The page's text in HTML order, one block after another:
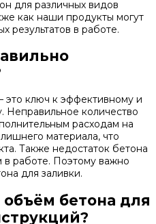
для различных видов
как наши продукты могут
результатов в работе.
это ключ к эффективному и
Неправильное количество
расходам на
материала, что
Также недостаток бетона
работе. Поэтому важно
для заливки.
объём бетона для